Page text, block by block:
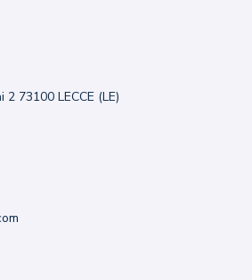
2 73100 LECCE (LE)